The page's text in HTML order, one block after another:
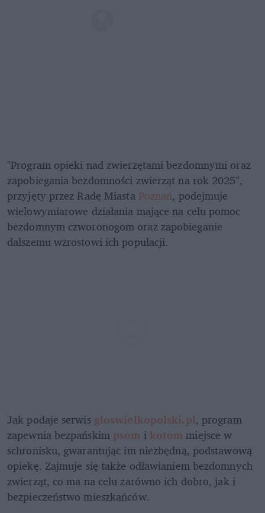
"Program opieki nad zwierzętami bezdomnymi oraz
zapobiegania bezdomności zwierząt na rok 2025",
przyjęty przez Radę Miasta Poznań, podejmuje
wielowymiarowe działania mające na celu pomoc
bezdomnym czworonogom oraz zapobieganie
dalszemu wzrostowi ich populacji.
Jak podaje serwis gloswielkopolski.pl, program
zapewnia bezpańskim psom i kotom miejsce w
schronisku, gwarantując im niezbędną, podstawową
opiekę. Zajmuje się także odławianiem bezdomnych
zwierząt, co ma na celu zarówno ich dobro, jak i
bezpieczeństwo mieszkańców.